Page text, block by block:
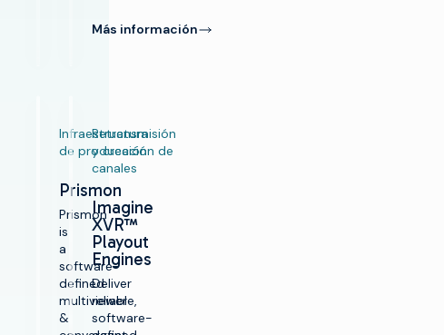
Más información
Infraestructura
de producción
Prismon
Prismon
is
a
software-
defined
multiviewer
&
Retransmisión
y creación de
canales
Imagine
XVR™
Playout
Engines
Deliver
reliable,
software-